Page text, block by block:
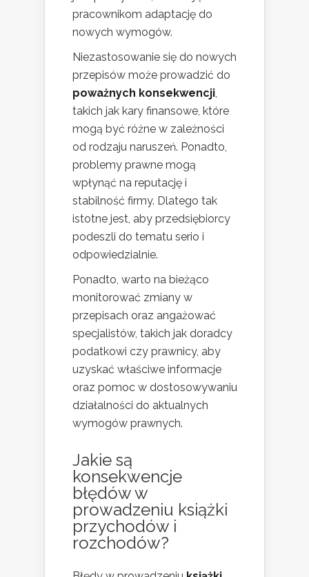
pracownikom adaptację do
nowych wymogów.
Niezastosowanie się do nowych
przepisów może prowadzić do
poważnych konsekwencji,
takich jak kary finansowe, które
mogą być różne w zależności
od rodzaju naruszeń. Ponadto,
problemy prawne mogą
wpłynąć na reputację i
stabilność firmy. Dlatego tak
istotne jest, aby przedsiębiorcy
podeszli do tematu serio i
odpowiedzialnie.
Ponadto, warto na bieżąco
monitorować zmiany w
przepisach oraz angażować
specjalistów, takich jak doradcy
podatkowi czy prawnicy, aby
uzyskać właściwe informacje
oraz pomoc w dostosowywaniu
działalności do aktualnych
wymogów prawnych.
Jakie są
konsekwencje
błędów w
prowadzeniu książki
przychodów i
rozchodów?